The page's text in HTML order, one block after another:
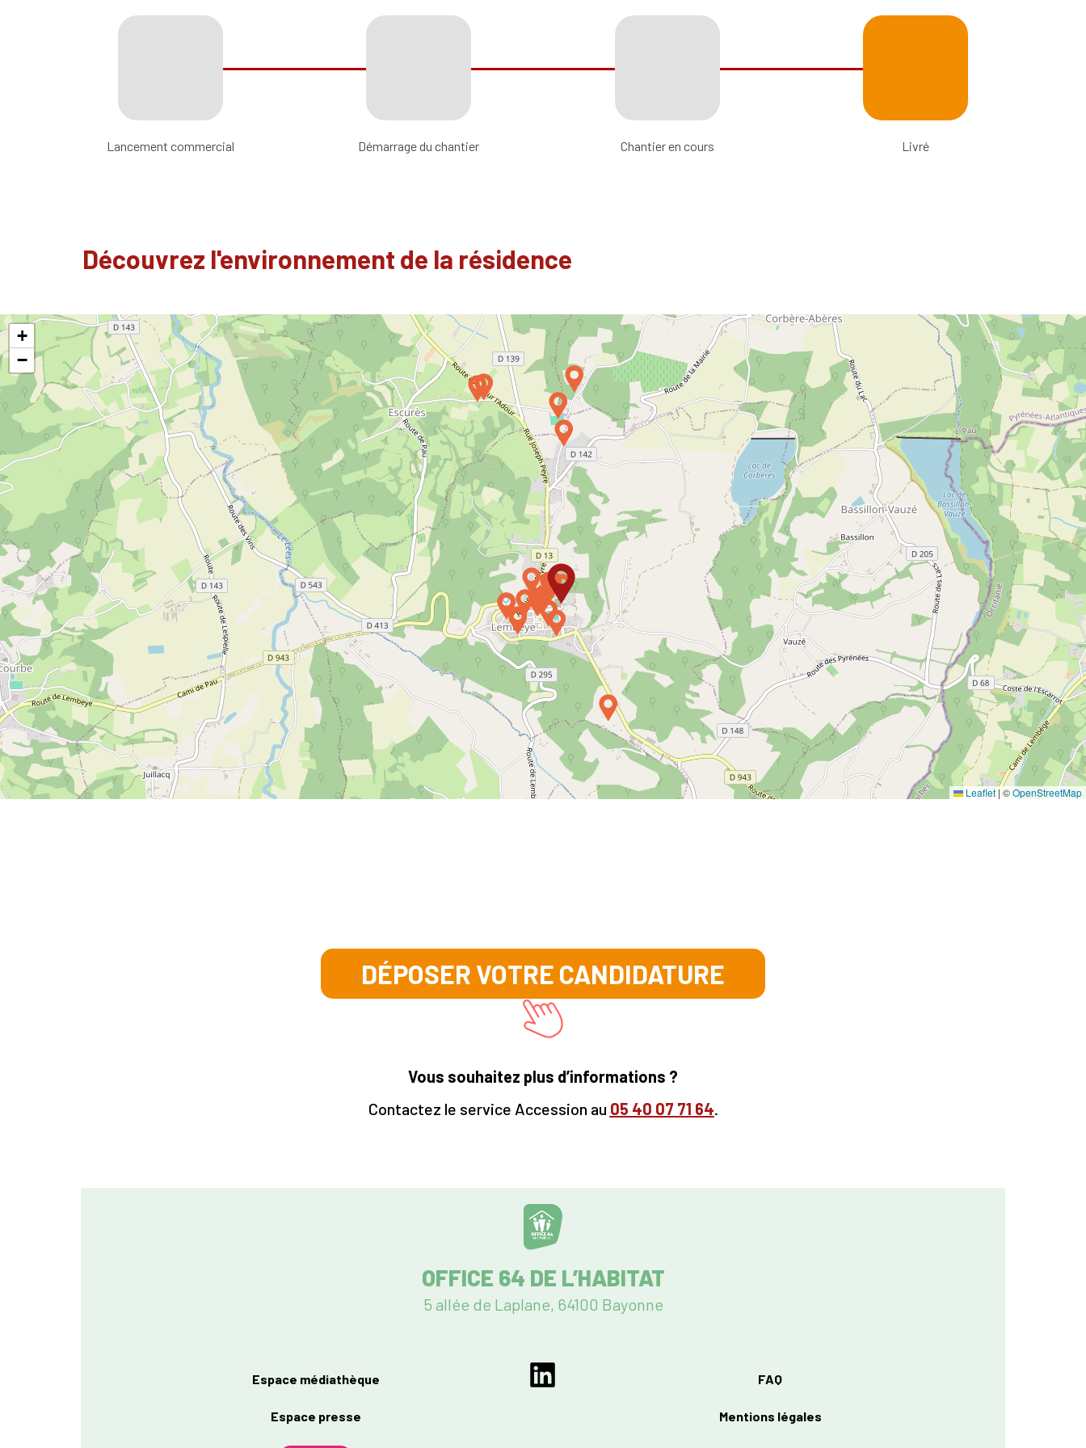
Lancement commercial Démarrage du chantier Chantier en cours Livré
Découvrez l'environnement de la résidence
+
−
Leaflet|©OpenStreetMap
DÉPOSER VOTRE CANDIDATURE
Vous souhaitez plus d’informations ?
Contactez le service Accession au 05 40 07 71 64.
OFFICE 64 DE L’HABITAT
5 allée de Laplane, 64100 Bayonne
Espace médiathèque
Espace presse
FAQ
Mentions légales